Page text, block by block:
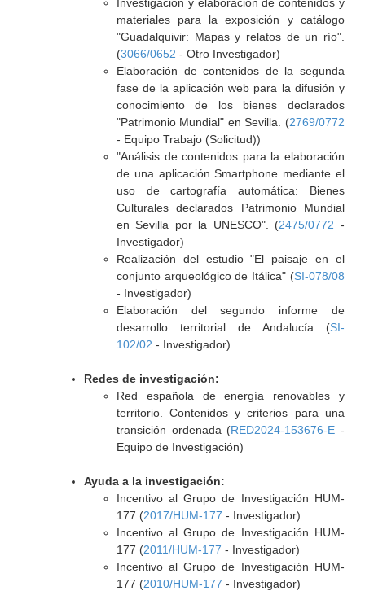
materiales para la exposición y catálogo
"Guadalquivir: Mapas y relatos de un río".
(3066/0652 - Otro Investigador)
Elaboración de contenidos de la segunda
fase de la aplicación web para la difusión y
conocimiento de los bienes declarados
"Patrimonio Mundial" en Sevilla. (2769/0772
- Equipo Trabajo (Solicitud))
"Análisis de contenidos para la elaboración
de una aplicación Smartphone mediante el
uso de cartografía automática: Bienes
Culturales declarados Patrimonio Mundial
en Sevilla por la UNESCO". (2475/0772 -
Investigador)
Realización del estudio "El paisaje en el
conjunto arqueológico de Itálica" (SI-078/08
- Investigador)
Elaboración del segundo informe de
desarrollo territorial de Andalucía (SI-
102/02 - Investigador)
Redes de investigación:
Red española de energía renovables y
territorio. Contenidos y criterios para una
transición ordenada (RED2024-153676-E -
Equipo de Investigación)
Ayuda a la investigación:
Incentivo al Grupo de Investigación HUM-
177 (2017/HUM-177 - Investigador)
Incentivo al Grupo de Investigación HUM-
177 (2011/HUM-177 - Investigador)
Incentivo al Grupo de Investigación HUM-
177 (2010/HUM-177 - Investigador)